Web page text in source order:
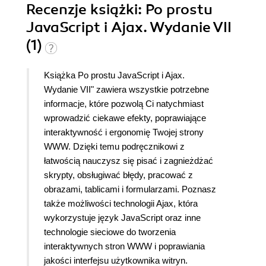
Recenzje książki: Po prostu
JavaScript i Ajax. Wydanie VII
(1)
Książka Po prostu JavaScript i Ajax.
Wydanie VII" zawiera wszystkie potrzebne
informacje, które pozwolą Ci natychmiast
wprowadzić ciekawe efekty, poprawiające
interaktywność i ergonomię Twojej strony
WWW. Dzięki temu podręcznikowi z
łatwością nauczysz się pisać i zagnieżdżać
skrypty, obsługiwać błędy, pracować z
obrazami, tablicami i formularzami. Poznasz
także możliwości technologii Ajax, która
wykorzystuje język JavaScript oraz inne
technologie sieciowe do tworzenia
interaktywnych stron WWW i poprawiania
jakości interfejsu użytkownika witryn.